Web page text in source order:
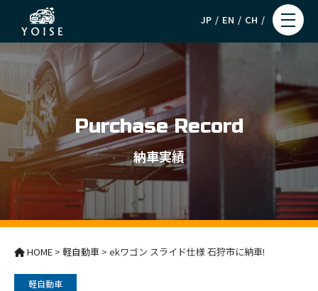
JP EN CH
Purchase Record
納車実績
HOME > 軽自動車 > ekワゴン スライド仕様 石狩市に納車!
軽自動車